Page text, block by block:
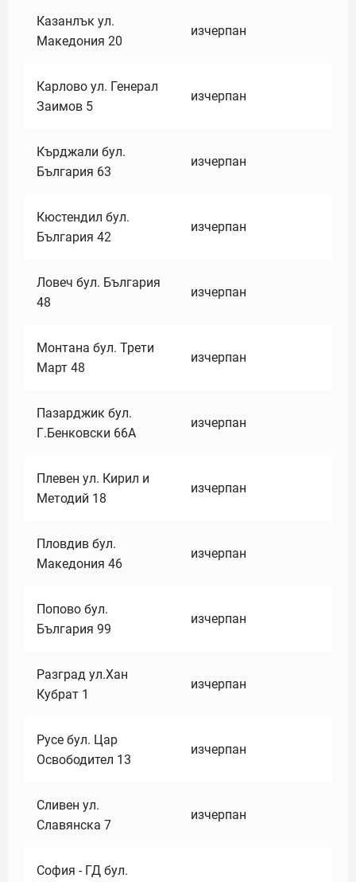
Казанлък ул.
Македония 20
изчерпан
Карлово ул. Генерал
Заимов 5
изчерпан
Кърджали бул.
България 63
изчерпан
Кюстендил бул.
България 42
изчерпан
Ловеч бул. България
48
изчерпан
Монтана бул. Трети
Март 48
изчерпан
Пазарджик бул.
Г.Бенковски 66А
изчерпан
Плевен ул. Кирил и
Методий 18
изчерпан
Пловдив бул.
Македония 46
изчерпан
Попово бул.
България 99
изчерпан
Разград ул.Хан
Кубрат 1
изчерпан
Русе бул. Цар
Освободител 13
изчерпан
Сливен ул.
Славянска 7
изчерпан
София - ГД бул.